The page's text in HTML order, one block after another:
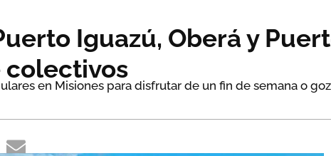
Iguazú, Oberá y
colectivos
en Misiones para disfrutar de un fin de semana o